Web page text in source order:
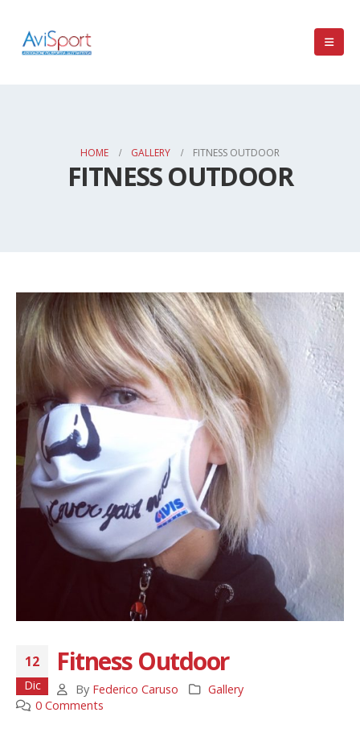
HOME GALLERY FITNESS OUTDOOR
FITNESS OUTDOOR
12
Dic
Fitness Outdoor
By Federico Caruso
Gallery
0 Comments